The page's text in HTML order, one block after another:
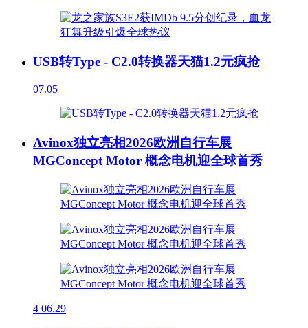
USB转Type - C2.0转换器天猫1.2元疯抢
07.05
Avinox独立亮相2026欧洲自行车展
MGConcept Motor 概念电机迎全球首秀
4 06.29